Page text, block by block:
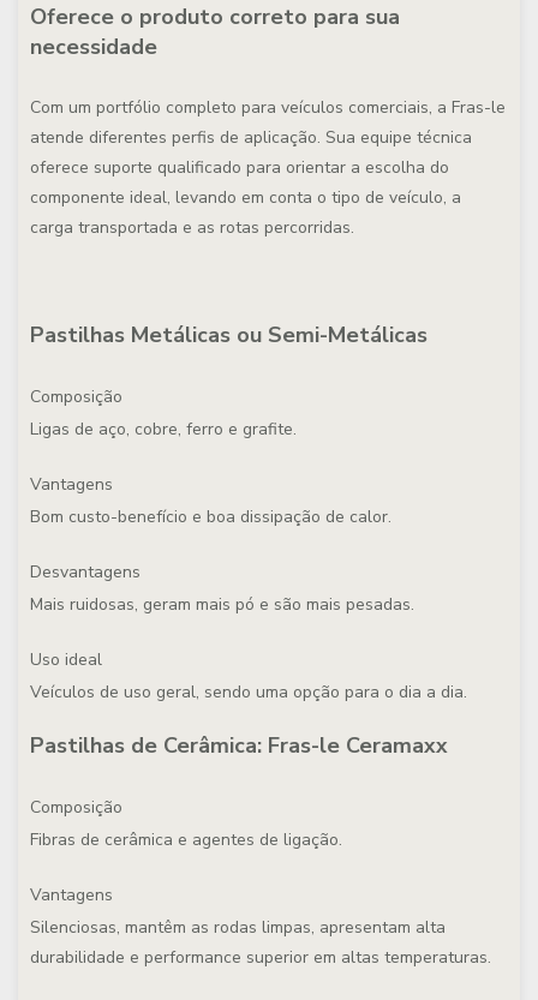
Oferece o produto correto para sua
necessidade
Com um portfólio completo para veículos comerciais, a Fras-le
atende diferentes perfis de aplicação. Sua equipe técnica
oferece suporte qualificado para orientar a escolha do
componente ideal, levando em conta o tipo de veículo, a
carga transportada e as rotas percorridas.
Pastilhas Metálicas ou Semi-Metálicas
Composição
Ligas de aço, cobre, ferro e grafite.
Vantagens
Bom custo-benefício e boa dissipação de calor.
Desvantagens
Mais ruidosas, geram mais pó e são mais pesadas.
Uso ideal
Veículos de uso geral, sendo uma opção para o dia a dia.
Pastilhas de Cerâmica: Fras-le Ceramaxx
Composição
Fibras de cerâmica e agentes de ligação.
Vantagens
Silenciosas, mantêm as rodas limpas, apresentam alta
durabilidade e performance superior em altas temperaturas.